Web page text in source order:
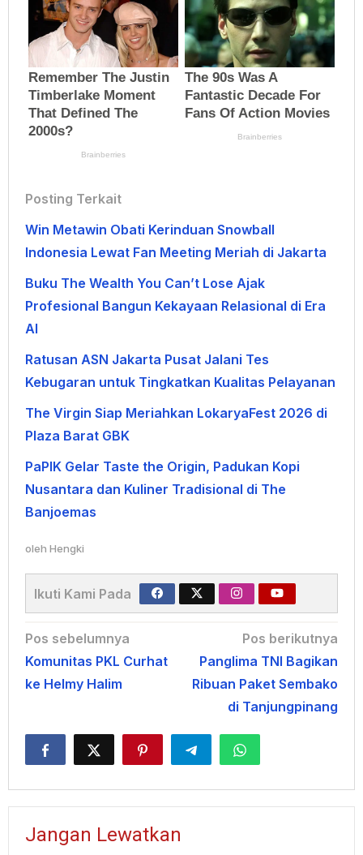
Posting Terkait
Win Metawin Obati Kerinduan Snowball
Indonesia Lewat Fan Meeting Meriah di Jakarta
Buku The Wealth You Can’t Lose Ajak
Profesional Bangun Kekayaan Relasional di Era
AI
Ratusan ASN Jakarta Pusat Jalani Tes
Kebugaran untuk Tingkatkan Kualitas Pelayanan
The Virgin Siap Meriahkan LokaryaFest 2026 di
Plaza Barat GBK
PaPIK Gelar Taste the Origin, Padukan Kopi
Nusantara dan Kuliner Tradisional di The
Banjoemas
oleh Hengki
Ikuti Kami Pada
Navigasi
pos
Pos sebelumnya
Komunitas PKL Curhat
ke Helmy Halim
Pos berikutnya
Panglima TNI Bagikan
Ribuan Paket Sembako
di Tanjungpinang
Jangan Lewatkan